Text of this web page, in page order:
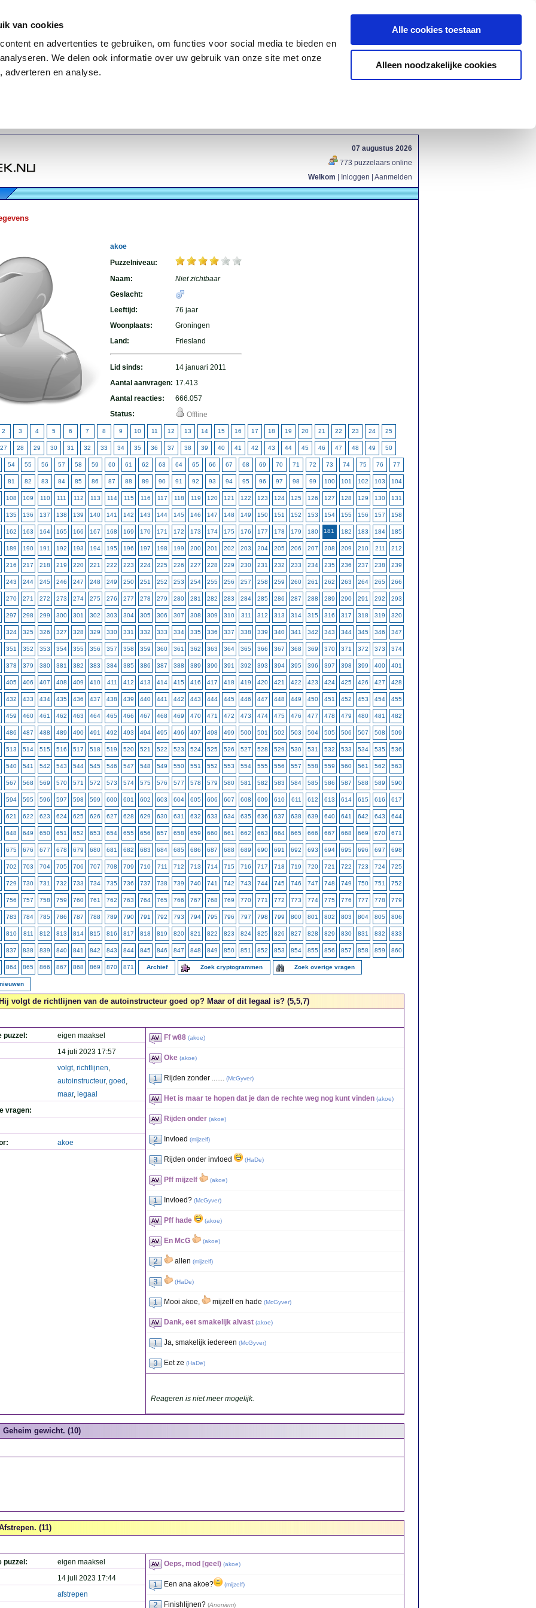
van cookies
en advertenties te gebruiken, om functies voor social media te bieden en
We delen ook informatie over uw gebruik van onze site met onze
adverteren en analyse.
Alle cookies toestaan
Alleen noodzakelijke cookies
07 augustus 2026
773 puzzelaars online
Welkom
Inloggen Aanmelden
akoe
Puzzelniveau:
Naam:
Niet zichtbaar
Geslacht:
Leeftijd:
76 jaar
Woonplaats:
Groningen
Land:
Friesland
Lid sinds:
14 januari 2011
Aantal aanvragen: 17.413
Aantal reacties:
666.057
Status:
Offline
2 3 4 5 6 7 8 9 10 11 12 13 14 15 16 17 18 19 20 21 22 23 24 25
27 28 29 30 31 32 33 34 35 36 37 38 39 40 41 42 43 44 45 46 47 48 49 50
54 55 56 57 58 59 60 61 62 63 64 65 66 67 68 69 70 71 72 73 74 75 76 77
81 82 83 84 85 86 87 88 89 90 91 92 93 94 95 96 97 98 99 100 101 102 103 104
108 109 110 111 112 113 114 115 116 117 118 119 120 121 122 123 124 125 126 127 128 129 130 131
135 136 137 138 139 140 141 142 143 144 145 146 147 148 149 150 151 152 153 154 155 156 157 158
162 163 164 165 166 167 168 169 170 171 172 173 174 175 176 177 178 179 180 181 182 183 184 185
189 190 191 192 193 194 195 196 197 198 199 200 201 202 203 204 205 206 207 208 209 210 211 212
216 217 218 219 220 221 222 223 224 225 226 227 228 229 230 231 232 233 234 235 236 237 238 239
243 244 245 246 247 248 249 250 251 252 253 254 255 256 257 258 259 260 261 262 263 264 265 266
270 271 272 273 274 275 276 277 278 279 280 281 282 283 284 285 286 287 288 289 290 291 292 293
297 298 299 300 301 302 303 304 305 306 307 308 309 310 311 312 313 314 315 316 317 318 319 320
324 325 326 327 328 329 330 331 332 333 334 335 336 337 338 339 340 341 342 343 344 345 346 347
351 352 353 354 355 356 357 358 359 360 361 362 363 364 365 366 367 368 369 370 371 372 373 374
378 379 380 381 382 383 384 385 386 387 388 389 390 391 392 393 394 395 396 397 398 399 400 401
405 406 407 408 409 410 411 412 413 414 415 416 417 418 419 420 421 422 423 424 425 426 427 428
432 433 434 435 436 437 438 439 440 441 442 443 444 445 446 447 448 449 450 451 452 453 454 455
459 460 461 462 463 464 465 466 467 468 469 470 471 472 473 474 475 476 477 478 479 480 481 482
486 487 488 489 490 491 492 493 494 495 496 497 498 499 500 501 502 503 504 505 506 507 508 509
513 514 515 516 517 518 519 520 521 522 523 524 525 526 527 528 529 530 531 532 533 534 535 536
540 541 542 543 544 545 546 547 548 549 550 551 552 553 554 555 556 557 558 559 560 561 562 563
567 568 569 570 571 572 573 574 575 576 577 578 579 580 581 582 583 584 585 586 587 588 589 590
594 595 596 597 598 599 600 601 602 603 604 605 606 607 608 609 610 611 612 613 614 615 616 617
621 622 623 624 625 626 627 628 629 630 631 632 633 634 635 636 637 638 639 640 641 642 643 644
648 649 650 651 652 653 654 655 656 657 658 659 660 661 662 663 664 665 666 667 668 669 670 671
675 676 677 678 679 680 681 682 683 684 685 686 687 688 689 690 691 692 693 694 695 696 697 698
702 703 704 705 706 707 708 709 710 711 712 713 714 715 716 717 718 719 720 721 722 723 724 725
729 730 731 732 733 734 735 736 737 738 739 740 741 742 743 744 745 746 747 748 749 750 751 752
756 757 758 759 760 761 762 763 764 765 766 767 768 769 770 771 772 773 774 775 776 777 778 779
783 784 785 786 787 788 789 790 791 792 793 794 795 796 797 798 799 800 801 802 803 804 805 806
810 811 812 813 814 815 816 817 818 819 820 821 822 823 824 825 826 827 828 829 830 831 832 833
837 838 839 840 841 842 843 844 845 846 847 848 849 850 851 852 853 854 855 856 857 858 859 860
864 865 866 867 868 869 870 871 Archief Zoek cryptogrammen Zoek overige vragen
volgt de richtlijnen van de autoinstructeur goed op? Maar of dit legaal is? (5,5,7)
puzzel:
eigen maaksel
14 juli 2023 17:57
volgt, richtlijnen,
autoinstructeur, goed ,
maar, legaal
vragen:
akoe
Ff w88 (akoe)
Oke (akoe)
Rijden zonder ....... (McGyver)
Het is maar te hopen dat je dan de rechte weg nog kunt vinden (akoe)
Rijden onder (akoe)
Invloed (mijzelf)
Rijden onder invloed (HaDe)
Pff mijzelf (akoe)
Invloed? (McGyver)
Pff hade (akoe)
En McG (akoe)
allen (mijzelf)
(HaDe)
Mooi akoe, mijzelf en hade (McGyver)
Dank, eet smakelijk alvast (akoe)
Ja, smakelijk iedereen (McGyver)
Eet ze (HaDe)
Reageren is niet meer mogelijk.
Geheim gewicht. (10)
(11)
puzzel:
eigen maaksel
14 juli 2023 17:44
afstrepen
Oeps, mod [geel) (akoe)
Een ana akoe? (mijzelf)
Finishlijnen? (Anoniem)